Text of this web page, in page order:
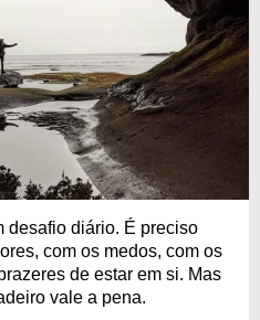
desafio diário. É preciso
com os medos, com os
de estar em si. Mas
vale a pena.